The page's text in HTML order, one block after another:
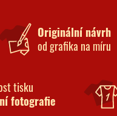
Originální návrh
od grafika na míru
tisku
fotografie